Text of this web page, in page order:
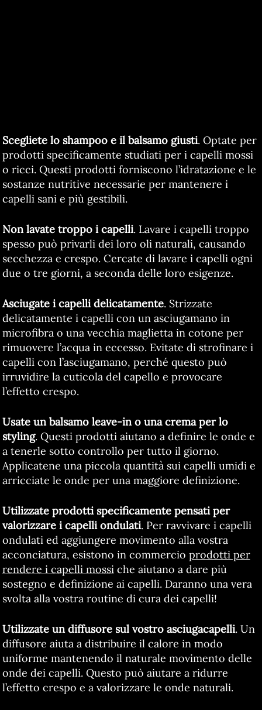
Scegliete lo shampoo e il balsamo giusti. Optate per
prodotti specificamente studiati per i capelli mossi
o ricci. Questi prodotti forniscono l’idratazione e le
sostanze nutritive necessarie per mantenere i
capelli sani e più gestibili.
Non lavate troppo i capelli. Lavare i capelli troppo
spesso può privarli dei loro oli naturali, causando
secchezza e crespo. Cercate di lavare i capelli ogni
due o tre giorni, a seconda delle loro esigenze.
Asciugate i capelli delicatamente. Strizzate
delicatamente i capelli con un asciugamano in
microfibra o una vecchia maglietta in cotone per
rimuovere l’acqua in eccesso. Evitate di strofinare i
capelli con l’asciugamano, perché questo può
irruvidire la cuticola del capello e provocare
l’effetto crespo.
Usate un balsamo leave-in o una crema per lo
styling. Questi prodotti aiutano a definire le onde e
a tenerle sotto controllo per tutto il giorno.
Applicatene una piccola quantità sui capelli umidi e
arricciate le onde per una maggiore definizione.
Utilizzate prodotti specificamente pensati per
valorizzare i capelli ondulati. Per ravvivare i capelli
ondulati ed aggiungere movimento alla vostra
acconciatura, esistono in commercio prodotti per
rendere i capelli mossiche aiutano a dare più
sostegno e definizione ai capelli. Daranno una vera
svolta alla vostra routine di cura dei capelli!
Utilizzate un diffusore sul vostro asciugacapelli. Un
diffusore aiuta a distribuire il calore in modo
uniforme mantenendo il naturale movimento delle
onde dei capelli. Questo può aiutare a ridurre
l’effetto crespo e a valorizzare le onde naturali.